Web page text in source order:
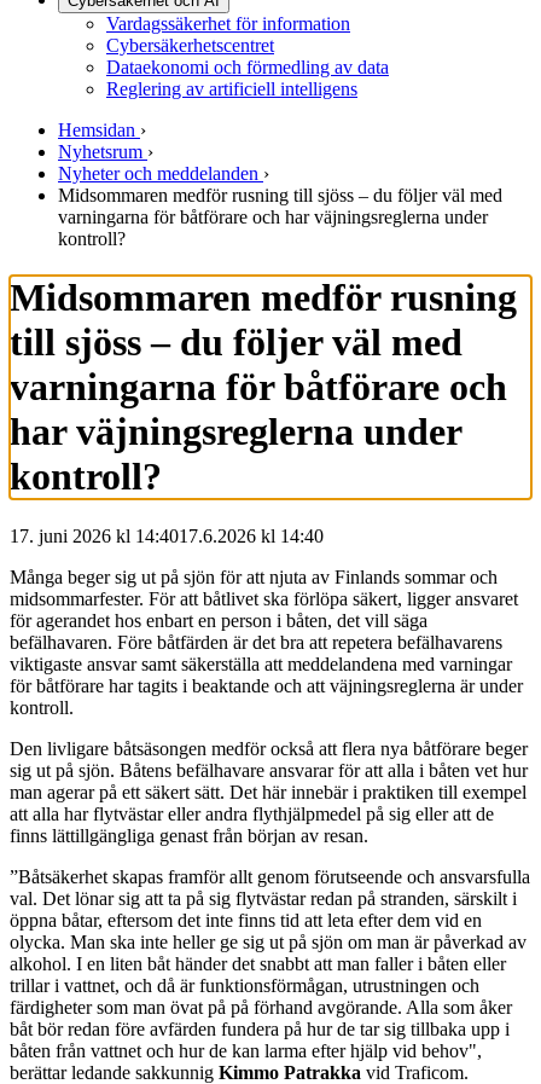
Vardagssäkerhet för information
Cybersäkerhetscentret
Dataekonomi och förmedling av data
Reglering av artificiell intelligens
Hemsidan ›
Nyhetsrum ›
Nyheter och meddelanden ›
Midsommaren medför rusning till sjöss – du följer väl med
varningarna för båtförare och har väjningsreglerna under
kontroll?
Midsommaren medför rusning
till sjöss – du följer väl med
varningarna för båtförare och
har väjningsreglerna under
kontroll?
17. juni 2026 kl 14:4017.6.2026 kl 14:40
Många beger sig ut på sjön för att njuta av Finlands sommar och
midsommarfester. För att båtlivet ska förlöpa säkert, ligger ansvaret
för agerandet hos enbart en person i båten, det vill säga
befälhavaren. Före båtfärden är det bra att repetera befälhavarens
viktigaste ansvar samt säkerställa att meddelandena med varningar
för båtförare har tagits i beaktande och att väjningsreglerna är under
kontroll.
Den livligare båtsäsongen medför också att flera nya båtförare beger
sig ut på sjön. Båtens befälhavare ansvarar för att alla i båten vet hur
man agerar på ett säkert sätt. Det här innebär i praktiken till exempel
att alla har flytvästar eller andra flythjälpmedel på sig eller att de
finns lättillgängliga genast från början av resan.
”Båtsäkerhet skapas framför allt genom förutseende och ansvarsfulla
val. Det lönar sig att ta på sig flytvästar redan på stranden, särskilt i
öppna båtar, eftersom det inte finns tid att leta efter dem vid en
olycka. Man ska inte heller ge sig ut på sjön om man är påverkad av
alkohol. I en liten båt händer det snabbt att man faller i båten eller
trillar i vattnet, och då är funktionsförmågan, utrustningen och
färdigheter som man övat på på förhand avgörande. Alla som åker
båt bör redan före avfärden fundera på hur de tar sig tillbaka upp i
båten från vattnet och hur de kan larma efter hjälp vid behov",
berättar ledande sakkunnig Kimmo Patrakka vid Traficom.